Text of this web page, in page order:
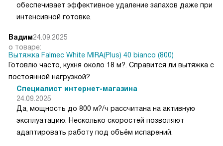
обеспечивает эффективное удаление запахов даже при
интенсивной готовке.
Вадим24.09.2025
о товаре:
Вытяжка Falmec White MIRA(Plus) 40 bianco (800)
Готовлю часто, кухня около 18 м?. Справится ли вытяжка с
постоянной нагрузкой?
Специалист интернет-магазина
24.09.2025
Да, мощность до 800 м?/ч рассчитана на активную
эксплуатацию. Несколько скоростей позволяют
адаптировать работу под объём испарений.